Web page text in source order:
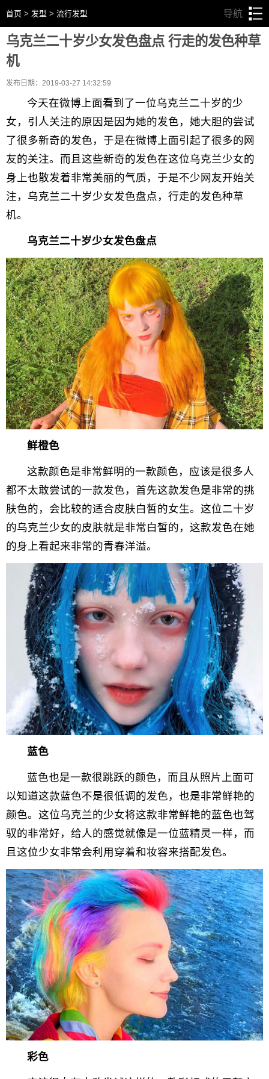
首页 > 发型 > 流行发型 导航
乌克兰二十岁少女发色盘点 行走的发色种草
机
发布日期：2019-03-27 14:32:59
今天在微博上面看到了一位乌克兰二十岁的少
女，引人关注的原因是因为她的发色，她大胆的尝试
了很多新奇的发色，于是在微博上面引起了很多的网
友的关注。而且这些新奇的发色在这位乌克兰少女的
身上也散发着非常美丽的气质，于是不少网友开始关
注，乌克兰二十岁少女发色盘点，行走的发色种草
机。
乌克兰二十岁少女发色盘点
鲜橙色
这款颜色是非常鲜明的一款颜色，应该是很多人
都不太敢尝试的一款发色，首先这款发色是非常的挑
肤色的，会比较的适合皮肤白皙的女生。这位二十岁
的乌克兰少女的皮肤就是非常白皙的，这款发色在她
的身上看起来非常的青春洋溢。
蓝色
蓝色也是一款很跳跃的颜色，而且从照片上面可
以知道这款蓝色不是很低调的发色，也是非常鲜艳的
颜色。这位乌克兰的少女将这款非常鲜艳的蓝色也驾
驭的非常好，给人的感觉就像是一位蓝精灵一样，而
且这位少女非常会利用穿着和妆容来搭配发色。
彩色